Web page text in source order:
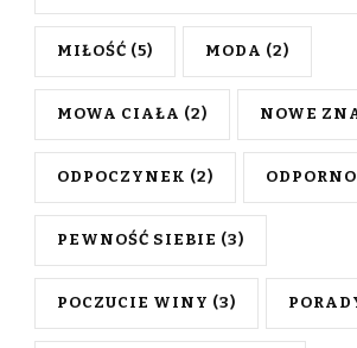
MIŁOŚĆ (5) MODA (2)
MOWA CIAŁA (2) NOWE
ODPOCZYNEK (2)
PEWNOŚĆ SIEBIE (3)
POCZUCIE WINY (3)